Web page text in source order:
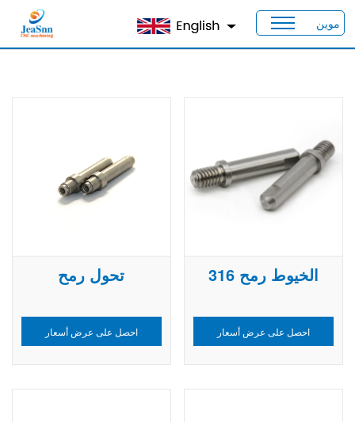
موين بيت>منتجات أعمدة مخصصة
تحول رمح
احصل على عرض أسعار
الخيوط رمح 316
احصل على عرض أسعار